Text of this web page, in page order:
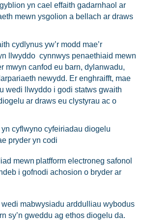
yn cael effaith gadarnhaol ar
mewn ysgolion a bellach ar draws
cydlynus yw’r modd mae’r
llwyddo cynnwys penaethiaid mewn
mwyn canfod eu barn, dylanwadu,
newydd. Er enghraifft, mae
wedi llwyddo i godi statws gwaith
ar draws eu clystyrau ac o
cyflwyno cyfeiriadau diogelu
pryder yn codi
mewn platfform electroneg safonol
i gofnodi achosion o bryder ar
mabwysiadu arddulliau wybodus
sy’n gweddu ag ethos diogelu da.